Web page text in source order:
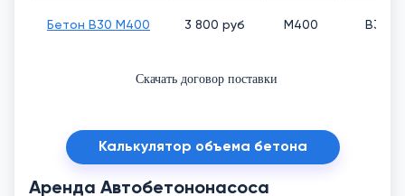
Бетон В30 М400 3 800 руб М400 В30
Скачать договор поставки
Калькулятор объема бетона
Аренда Автобетононасоса